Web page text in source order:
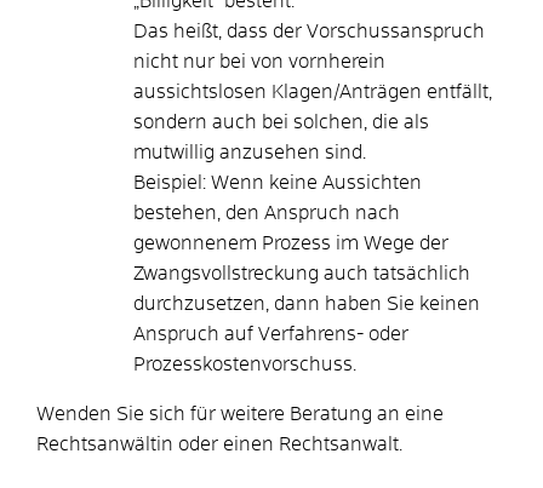
Das heißt, dass der Vorschussanspruch
nicht nur bei von vornherein
aussichtslosen Klagen/Anträgen entfällt,
sondern auch bei solchen, die als
mutwillig anzusehen sind.
Beispiel: Wenn keine Aussichten
bestehen, den Anspruch nach
gewonnenem Prozess im Wege der
Zwangsvollstreckung auch tatsächlich
durchzusetzen, dann haben Sie keinen
Anspruch auf Verfahrens- oder
Prozesskostenvorschuss.
Wenden Sie sich für weitere Beratung an eine
Rechtsanwältin oder einen Rechtsanwalt.